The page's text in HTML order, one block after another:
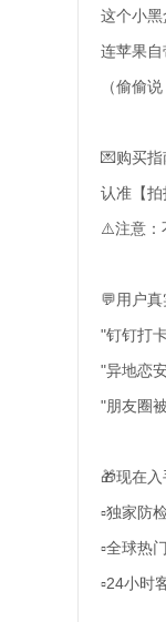
这个小黑
连苹果
（偷偷
💌购买指
认准【
⚠️注意：
💬用户真
"钉钉打
"异地恋
"朋友圈
🎁现在入
▫️独家防
▫️全球热
▫️24小时